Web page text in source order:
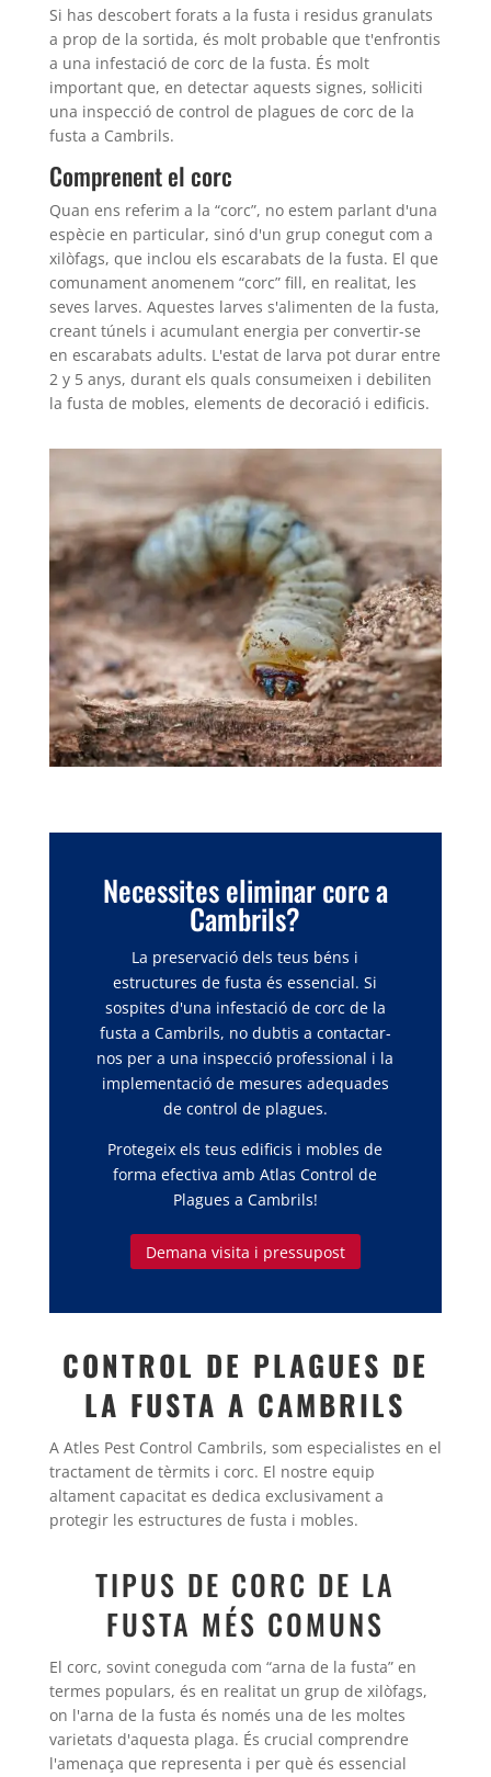
Si has descobert forats a la fusta i residus granulats
a prop de la sortida, és molt probable que t'enfrontis
a una infestació de corc de la fusta. És molt
important que, en detectar aquests signes, sol·liciti
una inspecció de control de plagues de corc de la
fusta a Cambrils.
Comprenent el corc
Quan ens referim a la “corc”, no estem parlant d'una
espècie en particular, sinó d'un grup conegut com a
xilòfags, que inclou els escarabats de la fusta. El que
comunament anomenem “corc” fill, en realitat, les
seves larves. Aquestes larves s'alimenten de la fusta,
creant túnels i acumulant energia per convertir-se
en escarabats adults. L'estat de larva pot durar entre
2 y 5 anys, durant els quals consumeixen i debiliten
la fusta de mobles, elements de decoració i edificis.
Necessites eliminar corc a
Cambrils?
La preservació dels teus béns i
estructures de fusta és essencial. Si
sospites d'una infestació de corc de la
fusta a Cambrils, no dubtis a contactar-
nos per a una inspecció professional i la
implementació de mesures adequades
de control de plagues.
Protegeix els teus edificis i mobles de
forma efectiva amb Atlas Control de
Plagues a Cambrils!
Demana visita i pressupost
CONTROL DE PLAGUES DE
LA FUSTA A CAMBRILS
A Atles Pest Control Cambrils, som especialistes en el
tractament de tèrmits i corc. El nostre equip
altament capacitat es dedica exclusivament a
protegir les estructures de fusta i mobles.
TIPUS DE CORC DE LA
FUSTA MÉS COMUNS
El corc, sovint coneguda com “arna de la fusta” en
termes populars, és en realitat un grup de xilòfags,
on l'arna de la fusta és només una de les moltes
varietats d'aquesta plaga. És crucial comprendre
l'amenaça que representa i per què és essencial